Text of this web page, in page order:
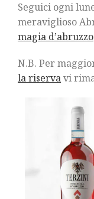
Seguici ogni
meraviglioso
magia d’abruzzo
N.B. Per
la riservavi